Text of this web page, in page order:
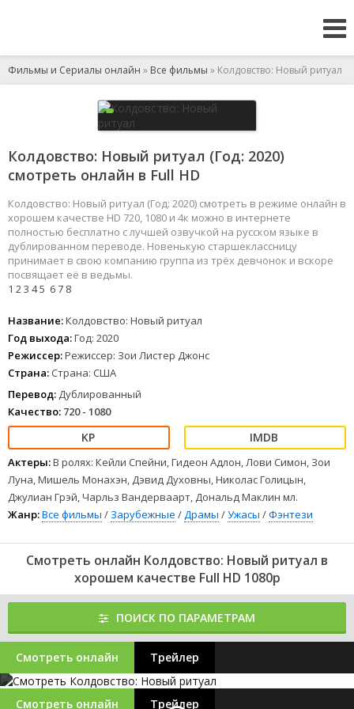
Фильмы и Сериалы онлайн » Все фильмы » Колдовство: Новый ритуал
Колдовство: Новый ритуал (Год: 2020)
смотреть онлайн в Full HD
Колдовство: Новый ритуал (Год: 2020) смотреть в режиме онлайн в
хорошем качестве HD 720, 1080 и 4к можно в интернете
полностью бесплатно с лучшей озвучкой на русском языке в
дублированном переводе. Новенькую старшеклассницу
принимает в свою компанию группа из трёх девчонок и вскоре
посвящает её в ведьмы.
1 23 45 67 8
Название:Колдовство: Новый ритуал
Год выхода:Год: 2020
Режиссер:Режиссер: Зои Листер Джонс
Страна: Страна: США
Перевод: Дублированный
Качество: 720 - 1080
Актеры:В ролях: Кейли Спейни, Гидеон Адлон, Лови Симон, Зои
Луна, Мишель Монахэн, Дэвид Духовны, Николас Голицын,
Джулиан Грэй, Чарльз Вандерваарт, Дональд Маклин мл.
Жанр:Все фильмы / Зарубежные /Драмы /Ужасы /Фэнтези
Смотреть онлайн Колдовство: Новый ритуал в
хорошем качестве Full HD 1080p
ПОИСК ПО ПАРАМЕТРАМ
Смотреть онлайн Трейлер
Смотреть онлайн Трейлер